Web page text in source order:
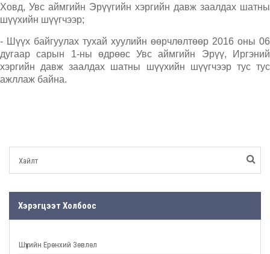
Ховд, Увс аймгийн Эрүүгийн хэргийн давж заалдах шатны
шүүхийн шүүгчээр;
- Шүүх байгуулах тухай хуулийн өөрчлөлтөөр 2016 оны 06
дугаар сарын 1-ны өдрөөс Увс аймгийн Эрүү, Иргэний
хэргийн давж заалдах шатны шүүхийн шүүгчээр тус тус
ажллаж байна.
Хэрэгцээт Холбоос
Шүүхийн Ерөнхий Зөвлөл